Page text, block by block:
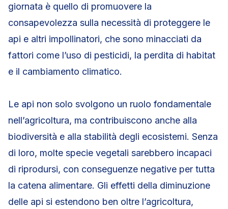
giornata è quello di promuovere la
consapevolezza sulla necessità di proteggere le
api e altri impollinatori, che sono minacciati da
fattori come l’uso di pesticidi, la perdita di habitat
e il cambiamento climatico.
Le api non solo svolgono un ruolo fondamentale
nell’agricoltura, ma contribuiscono anche alla
biodiversità e alla stabilità degli ecosistemi. Senza
di loro, molte specie vegetali sarebbero incapaci
di riprodursi, con conseguenze negative per tutta
la catena alimentare. Gli effetti della diminuzione
delle api si estendono ben oltre l’agricoltura,